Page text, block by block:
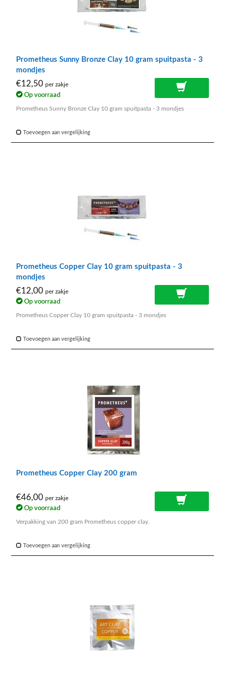
Prometheus Sunny Bronze Clay 10 gram spuitpasta - 3
mondjes
€12,50 per zakje
Op voorraad
Prometheus Sunny Bronze Clay 10 gram spuitpasta - 3 mondjes
Toevoegen aan vergelijking
Prometheus Copper Clay 10 gram spuitpasta - 3
mondjes
€12,00 per zakje
Op voorraad
Prometheus Copper Clay 10 gram spuitpasta - 3 mondjes
Toevoegen aan vergelijking
Prometheus Copper Clay 200 gram
€46,00 per zakje
Op voorraad
Verpakking van 200 gram Prometheus copper clay.
Toevoegen aan vergelijking